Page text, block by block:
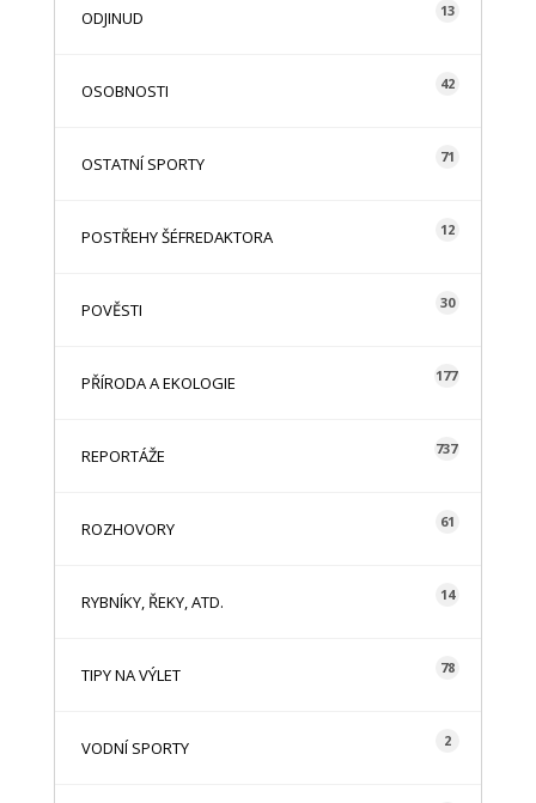
ODJINUD 13
OSOBNOSTI 42
OSTATNÍ SPORTY 71
POSTŘEHY ŠÉFREDAKTORA 12
POVĚSTI 30
PŘÍRODA A EKOLOGIE 177
REPORTÁŽE 737
ROZHOVORY 61
RYBNÍKY, ŘEKY, ATD. 14
TIPY NA VÝLET 78
VODNÍ SPORTY 2